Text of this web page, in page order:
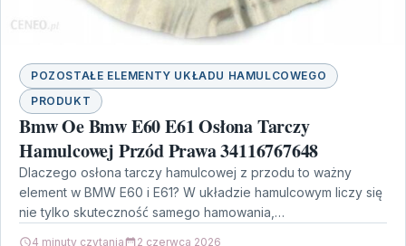
POZOSTAŁE ELEMENTY UKŁADU HAMULCOWEGO
PRODUKT
Bmw Oe Bmw E60 E61 Osłona Tarczy
Hamulcowej Przód Prawa 34116767648
Dlaczego osłona tarczy hamulcowej z przodu to ważny
element w BMW E60 i E61? W układzie hamulcowym liczy się
nie tylko skuteczność samego hamowania,…
4 minuty czytania 2 czerwca 2026